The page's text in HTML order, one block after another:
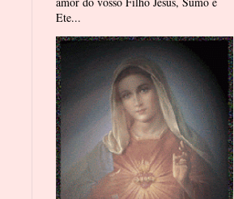
Ete...